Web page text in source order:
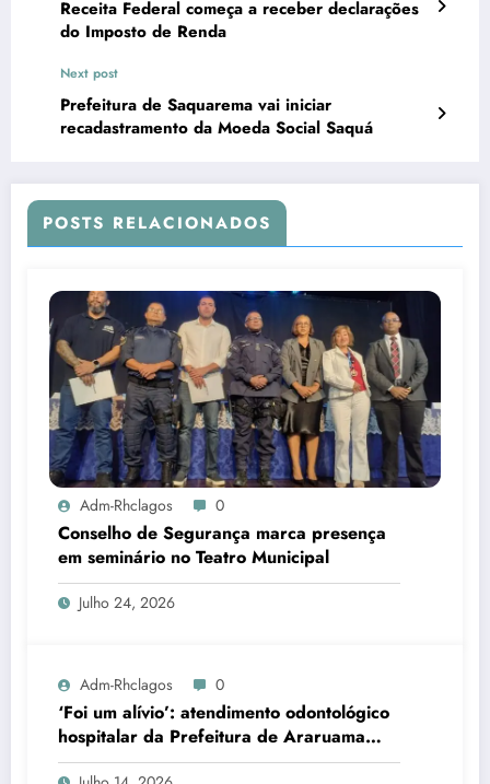
Receita Federal começa a receber declarações
do Imposto de Renda
Next post
Prefeitura de Saquarema vai iniciar
recadastramento da Moeda Social Saquá
POSTS RELACIONADOS
Adm-Rhclagos 0
Conselho de Segurança marca presença
em seminário no Teatro Municipal
Julho 24, 2026
Adm-Rhclagos 0
‘Foi um alívio’: atendimento odontológico
hospitalar da Prefeitura de Araruama
transforma rotina de famílias atípicas